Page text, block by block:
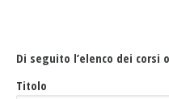
Di seguito l’elenco dei corsi
Titolo